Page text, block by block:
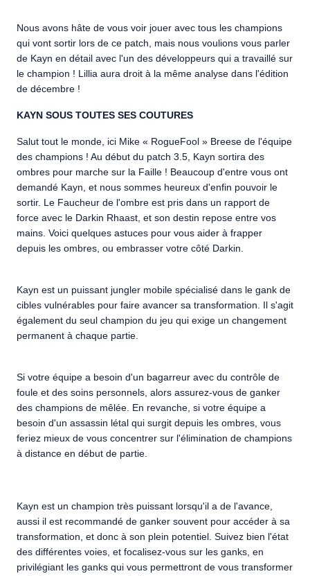
Nous avons hâte de vous voir jouer avec tous les champions
qui vont sortir lors de ce patch, mais nous voulions vous parler
de Kayn en détail avec l'un des développeurs qui a travaillé sur
le champion ! Lillia aura droit à la même analyse dans l'édition
de décembre !
KAYN SOUS TOUTES SES COUTURES
Salut tout le monde, ici Mike « RogueFool » Breese de l'équipe
des champions ! Au début du patch 3.5, Kayn sortira des
ombres pour marche sur la Faille ! Beaucoup d'entre vous ont
demandé Kayn, et nous sommes heureux d'enfin pouvoir le
sortir. Le Faucheur de l'ombre est pris dans un rapport de
force avec le Darkin Rhaast, et son destin repose entre vos
mains. Voici quelques astuces pour vous aider à frapper
depuis les ombres, ou embrasser votre côté Darkin.
Kayn est un puissant jungler mobile spécialisé dans le gank de
cibles vulnérables pour faire avancer sa transformation. Il s'agit
également du seul champion du jeu qui exige un changement
permanent à chaque partie.
Si votre équipe a besoin d'un bagarreur avec du contrôle de
foule et des soins personnels, alors assurez-vous de ganker
des champions de mêlée. En revanche, si votre équipe a
besoin d'un assassin létal qui surgit depuis les ombres, vous
feriez mieux de vous concentrer sur l'élimination de champions
à distance en début de partie.
Kayn est un champion très puissant lorsqu'il a de l'avance,
aussi il est recommandé de ganker souvent pour accéder à sa
transformation, et donc à son plein potentiel. Suivez bien l'état
des différentes voies, et focalisez-vous sur les ganks, en
privilégiant les ganks qui vous permettront de vous transformer